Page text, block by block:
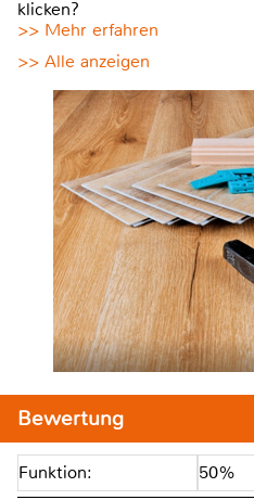
klicken?
>> Mehr erfahren
>> Alle anzeigen
Bewertung
Funktion: 50%